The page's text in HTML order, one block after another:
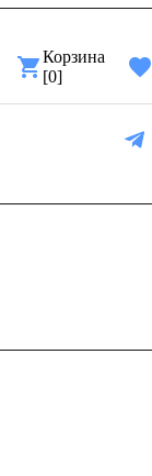
Корзина
[0]